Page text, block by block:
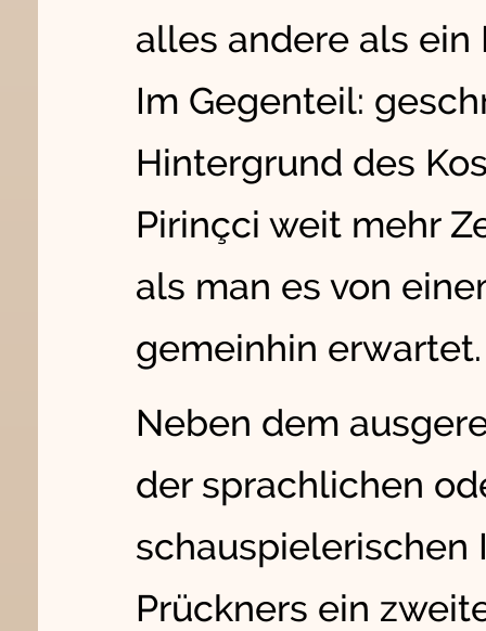
alles andere als ein
Im Gegenteil:
Hintergrund des
Pirinçci weit mehr
als man es von
gemeinhin erwartet.
Neben dem
der sprachlichen
schauspielerischen
Prückners ein